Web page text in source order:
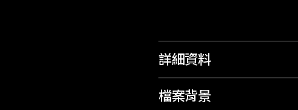
詳細資料
檔案背景